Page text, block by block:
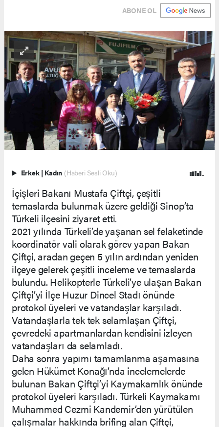
ABONE OL
Erkek | Kadın (Haberi Sesli Oku)
İçişleri Bakanı Mustafa Çiftçi, çeşitli
temaslarda bulunmak üzere geldiği Sinop’ta
Türkeli ilçesini ziyaret etti.
2021 yılında Türkeli’de yaşanan sel felaketinde
koordinatör vali olarak görev yapan Bakan
Çiftçi, aradan geçen 5 yılın ardından yeniden
ilçeye gelerek çeşitli inceleme ve temaslarda
bulundu. Helikopterle Türkeli’ye ulaşan Bakan
Çiftçi’yi İlçe Huzur Dincel Stadı önünde
protokol üyeleri ve vatandaşlar karşıladı.
Vatandaşlarla tek tek selamlaşan Çiftçi,
çevredeki apartmanlardan kendisini izleyen
vatandaşları da selamladı.
Daha sonra yapımı tamamlanma aşamasına
gelen Hükümet Konağı’nda incelemelerde
bulunan Bakan Çiftçi’yi Kaymakamlık önünde
protokol üyeleri karşıladı. Türkeli Kaymakamı
Muhammed Cezmi Kandemir’den yürütülen
çalışmalar hakkında brifing alan Çiftçi,